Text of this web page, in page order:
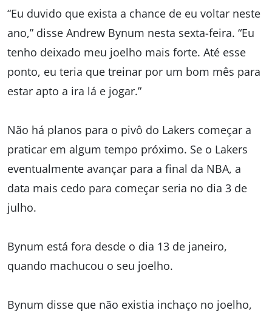
“Eu duvido que exista a chance de eu voltar neste
ano,” disse Andrew Bynum nesta sexta-feira. “Eu
tenho deixado meu joelho mais forte. Até esse
ponto, eu teria que treinar por um bom mês para
estar apto a ira lá e jogar.”
Não há planos para o pivô do Lakers começar a
praticar em algum tempo próximo. Se o Lakers
eventualmente avançar para a final da NBA, a
data mais cedo para começar seria no dia 3 de
julho.
Bynum está fora desde o dia 13 de janeiro,
quando machucou o seu joelho.
Bynum disse que não existia inchaço no joelho,